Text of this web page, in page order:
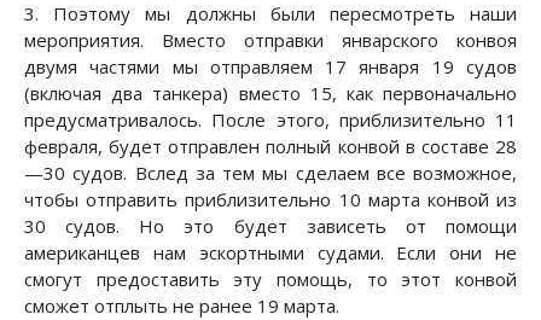
3. Поэтому мы должны были пересмотреть наши
мероприятия. Вместо отправки январского конвоя
двумя частями мы отправляем 17 января 19 судов
(включая два танкера) вместо 15, как первоначально
предусматривалось. После этого, приблизительно 11
февраля, будет отправлен полный конвой в составе 28
—30 судов. Вслед за тем мы сделаем все возможное,
чтобы отправить приблизительно 10 марта конвой из
30 судов. Но это будет зависеть от помощи
американцев нам эскортными судами. Если они не
смогут предоставить эту помощь, то этот конвой
сможет отплыть не ранее 19 марта.